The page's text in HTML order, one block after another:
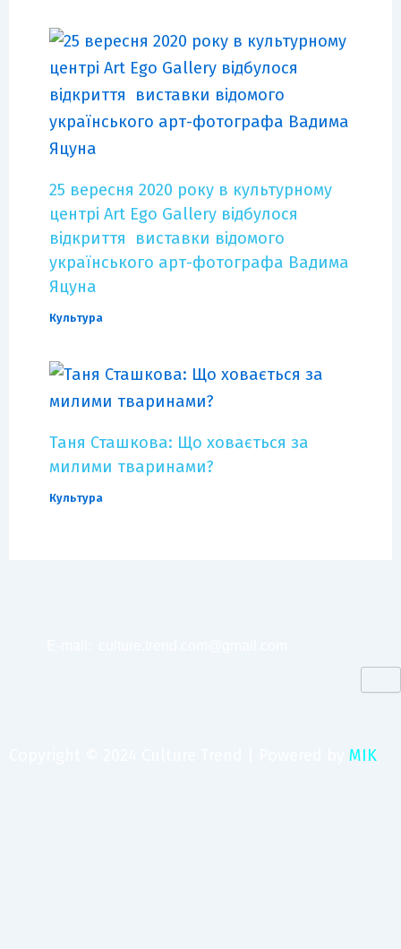
25 вересня 2020 року в культурному
центрі Art Ego Gallery відбулося
відкриття виставки відомого
українського арт-фотографа Вадима
Яцуна
Культура
Таня Сташкова: Що ховається за
милими тваринами?
Культура
MIK